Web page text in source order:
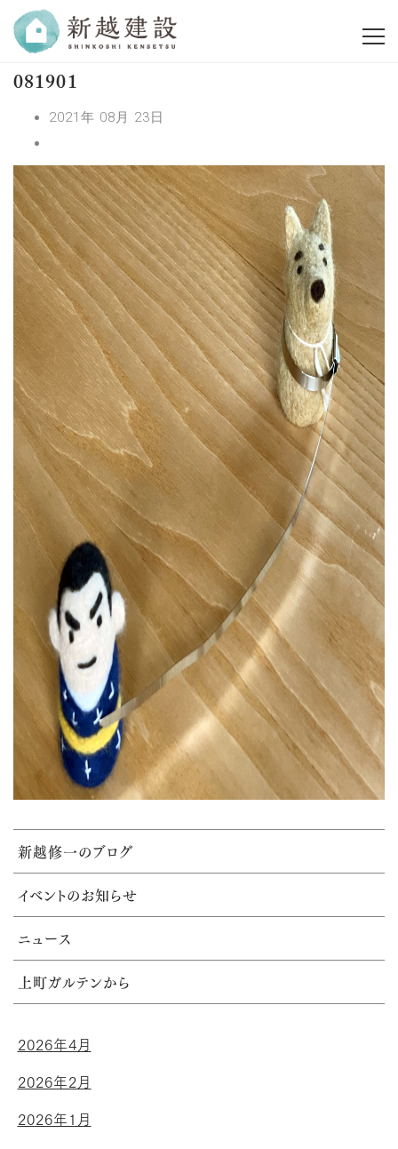
081901
2021年 08月 23日
新越修一のブログ
イベントのお知らせ
ニュース
上町ガルテンから
2026年4月
2026年2月
2026年1月